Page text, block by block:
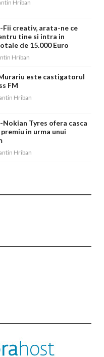
Hriban
Fii creativ, arata-ne ce
tine si intra in
de 15.000 Euro
Hriban
este castigatorul
FM
Hriban
Nokian Tyres ofera casca
in urma unui
Hriban